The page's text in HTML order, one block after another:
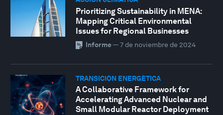
Prioritizing Sustainability in MENA:
Mapping Critical Environmental
Issues for Regional Businesses
Informe— 7 de noviembre de 2024
TRANSICIÓN ENERGÉTICA
A Collaborative Framework for
Accelerating Advanced Nuclear and
Small Modular Reactor Deployment